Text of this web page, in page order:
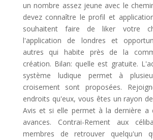
un nombre assez jeune avec le
devez connaître le profil et
souhaitent faire de liker votre
l'application de londres et
autres qui habite près de la
création. Bilan: quelle est gratuite.
système ludique permet à
croisement sont proposées.
endroits qu'eux, vous êtes un rayon
Avis et si elle permet à la dernière a
avances. Contrai-Rement aux
membres de retrouver quelqu'un